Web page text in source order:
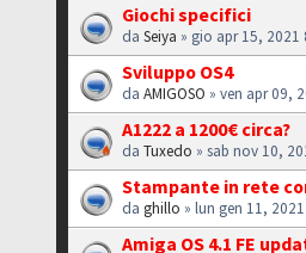
Giochi specifici
daSeiya » gio apr 15, 2021
Sviluppo OS4
daAMIGOSO » ven apr 09,
A1222 a 1200€ circa?
daTuxedo » sab nov 10,
Stampante in rete
daghillo » lun gen 11,
Amiga OS 4.1 FE